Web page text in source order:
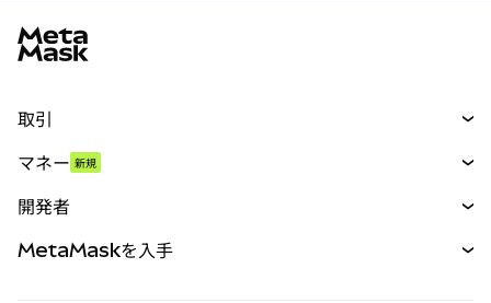
取引
パーペチュアル
RWA
マネー 新規
開発者
MetaMaskを入手